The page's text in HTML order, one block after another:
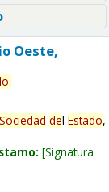
Oeste,
.
Sociedad del Estado,
Signatura